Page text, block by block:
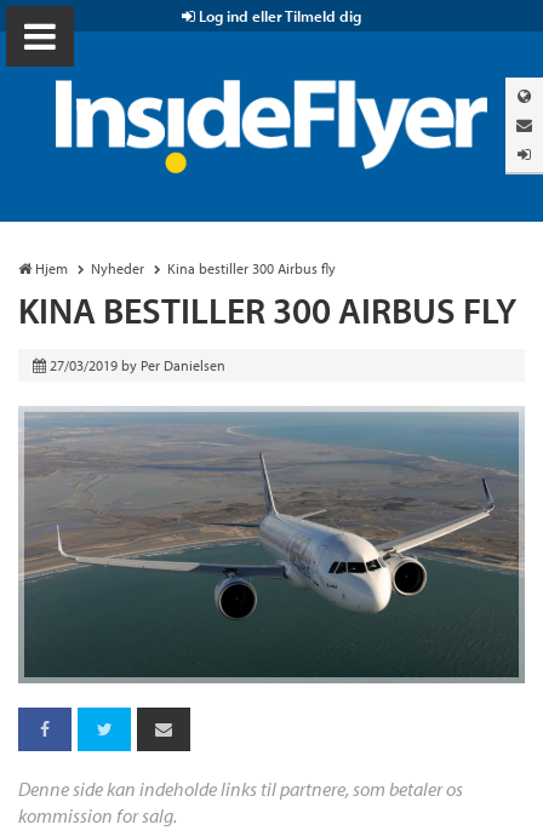
Log ind eller Tilmeld dig
Hjem Nyheder Kina bestiller 300 Airbus fly
KINA BESTILLER 300 AIRBUS FLY
27/03/2019 by Per Danielsen
Denne side kan indeholde links til partnere, som betaler os
kommission for salg.